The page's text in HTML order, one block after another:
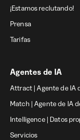
¡Estamos reclutando!
Prensa
Tarifas
Agentes de IA
Attract | Agente de IA
Match | Agente de IA
Intelligence | Datos
Servicios